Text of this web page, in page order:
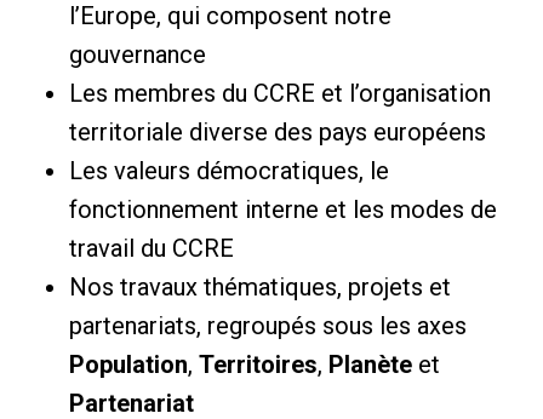
l’Europe, qui composent notre
gouvernance
Les membres du CCRE et l’organisation
territoriale diverse des pays européens
Les valeurs démocratiques, le
fonctionnement interne et les modes de
travail du CCRE
Nos travaux thématiques, projets et
partenariats, regroupés sous les axes
Population, Territoires, Planèteet
Partenariat